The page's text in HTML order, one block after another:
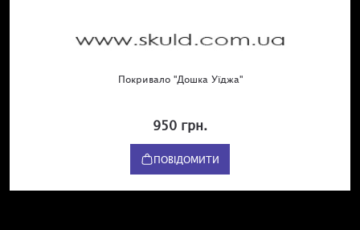
Покривало "Дошка Уїджа"
950 грн.
ПОВІДОМИТИ